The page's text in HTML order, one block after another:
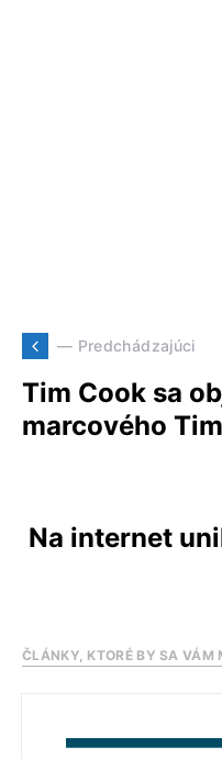
— Predchádzajúci
Tim Cook sa
marcového
Na internet
ČLÁNKY, KTORÉ BY SA VÁM